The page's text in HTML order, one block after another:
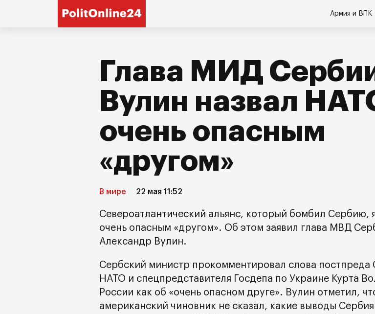
Армия и ВПК
Глава МИД
Вулин назвал
очень опасным
«другом»
В мире 22 мая 11:52
Североатлантический альянс, который бомбил Сербию,
очень опасным «другом». Об этом заявил глава МВД
Александр Вулин.
Сербский министр прокомментировал слова
НАТО и спецпредставителя Госдепа по Украине Курта
России как об «очень опасном друге». Вулин отметил,
американский чиновник не сказал, какие выводы